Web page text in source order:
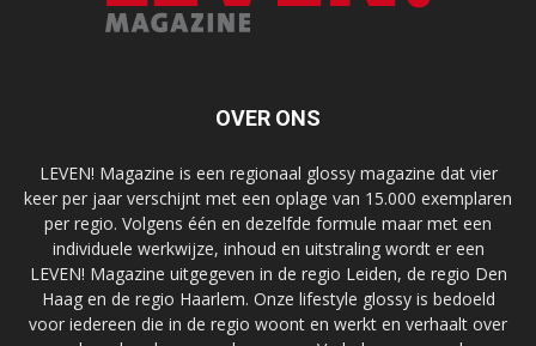
OVER ONS
LEVEN! Magazine is een regionaal glossy magazine dat vier
keer per jaar verschijnt met een oplage van 15.000 exemplaren
per regio. Volgens één en dezelfde formule maar met een
individuele werkwijze, inhoud en uitstraling wordt er een
LEVEN! Magazine uitgegeven in de regio Leiden, de regio Den
Haag en de regio Haarlem. Onze lifestyle glossy is bedoeld
voor iedereen die in de regio woont en werkt en verhaalt over